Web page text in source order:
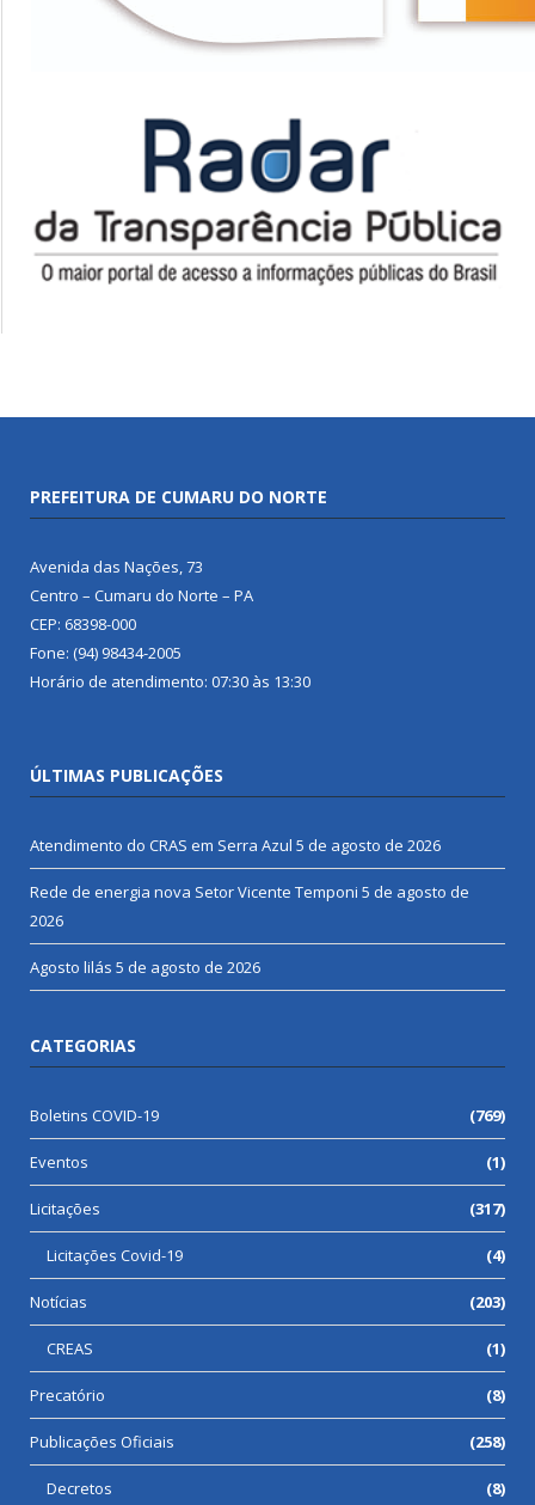
PREFEITURA DE CUMARU DO NORTE
Avenida das Nações, 73
Centro – Cumaru do Norte – PA
CEP: 68398-000
Fone: (94) 98434-2005
Horário de atendimento: 07:30 às 13:30
ÚLTIMAS PUBLICAÇÕES
Atendimento do CRAS em Serra Azul 5 de agosto de 2026
Rede de energia nova Setor Vicente Temponi 5 de agosto de
2026
Agosto lilás 5 de agosto de 2026
CATEGORIAS
Boletins COVID-19 (769)
Eventos (1)
Licitações (317)
Licitações Covid-19 (4)
Notícias (203)
CREAS (1)
Precatório (8)
Publicações Oficiais (258)
Decretos (8)